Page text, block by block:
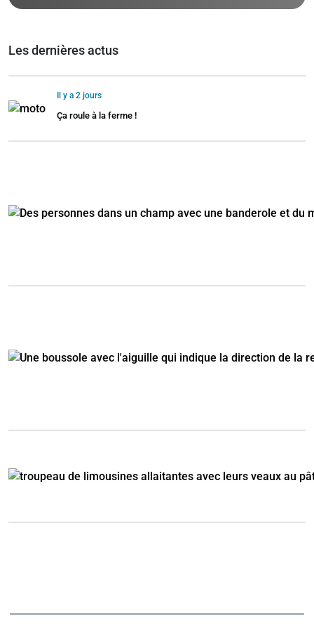
Les dernières actus
Il y a 2 jours
Ça roule à la ferme !